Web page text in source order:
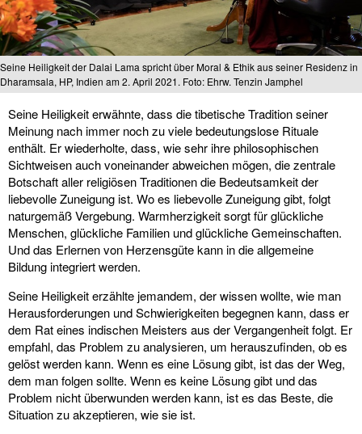
Seine Heiligkeit der Dalai Lama spricht über Moral & Ethik aus seiner Residenz in
Dharamsala, HP, Indien am 2. April 2021. Foto: Ehrw. Tenzin Jamphel
Seine Heiligkeit erwähnte, dass die tibetische Tradition seiner
Meinung nach immer noch zu viele bedeutungslose Rituale
enthält. Er wiederholte, dass, wie sehr ihre philosophischen
Sichtweisen auch voneinander abweichen mögen, die zentrale
Botschaft aller religiösen Traditionen die Bedeutsamkeit der
liebevolle Zuneigung ist. Wo es liebevolle Zuneigung gibt, folgt
naturgemäß Vergebung. Warmherzigkeit sorgt für glückliche
Menschen, glückliche Familien und glückliche Gemeinschaften.
Und das Erlernen von Herzensgüte kann in die allgemeine
Bildung integriert werden.
Seine Heiligkeit erzählte jemandem, der wissen wollte, wie man
Herausforderungen und Schwierigkeiten begegnen kann, dass er
dem Rat eines indischen Meisters aus der Vergangenheit folgt. Er
empfahl, das Problem zu analysieren, um herauszufinden, ob es
gelöst werden kann. Wenn es eine Lösung gibt, ist das der Weg,
dem man folgen sollte. Wenn es keine Lösung gibt und das
Problem nicht überwunden werden kann, ist es das Beste, die
Situation zu akzeptieren, wie sie ist.